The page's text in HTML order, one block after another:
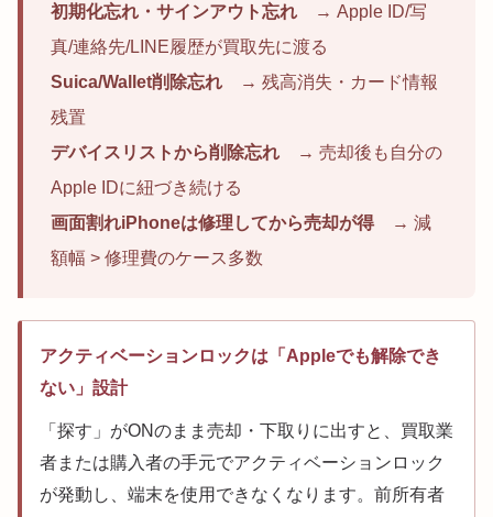
初期化忘れ・サインアウト忘れ → Apple ID/写
真/連絡先/LINE履歴が買取先に渡る
Suica/Wallet削除忘れ → 残高消失・カード情報
残置
デバイスリストから削除忘れ → 売却後も自分の
Apple IDに紐づき続ける
画面割れiPhoneは修理してから売却が得→ 減
額幅 > 修理費のケース多数
アクティベーションロックは「Appleでも解除でき
ない」設計
「探す」がONのまま売却・下取りに出すと、買取業
者または購入者の手元でアクティベーションロック
が発動し、端末を使用できなくなります。前所有者